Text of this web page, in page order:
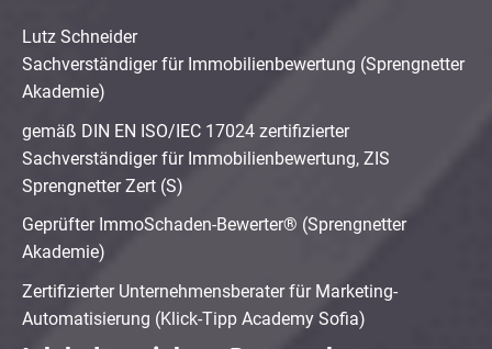
Lutz Schneider
Sachverständiger für Immobilienbewertung (Sprengnetter
Akademie)
gemäß DIN EN ISO/IEC 17024 zertifizierter
Sachverständiger für Immobilienbewertung, ZIS
Sprengnetter Zert (S)
Geprüfter ImmoSchaden-Bewerter® (Sprengnetter
Akademie)
Zertifizierter Unternehmensberater für Marketing-
Automatisierung (Klick-Tipp Academy Sofia)